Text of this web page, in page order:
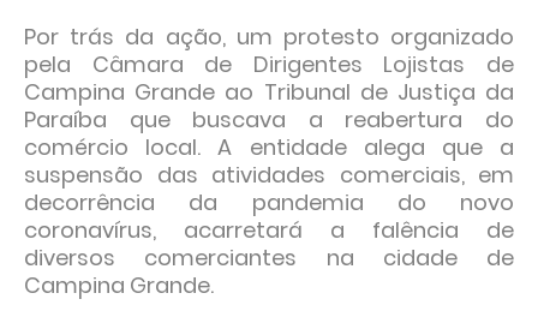
Por trás da ação, um protesto organizado
pela Câmara de Dirigentes Lojistas de
Campina Grande ao Tribunal de Justiça da
Paraíba que buscava a reabertura do
comércio local. A entidade alega que a
suspensão das atividades comerciais, em
decorrência da pandemia do novo
coronavírus, acarretará a falência de
diversos comerciantes na cidade de
Campina Grande.